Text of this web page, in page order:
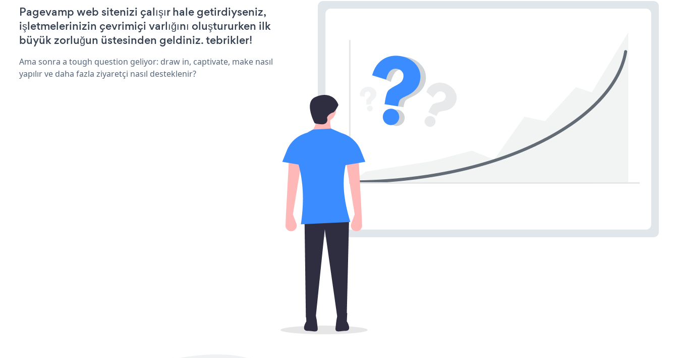
Pagevamp web sitenizi çalışır hale getirdiyseniz,
işletmelerinizin çevrimiçi varlığını oluştururken ilk
büyük zorluğun üstesinden geldiniz. tebrikler!
Ama sonra a tough question geliyor: draw in, captivate, make nasıl
yapılır ve daha fazla ziyaretçi nasıl desteklenir?